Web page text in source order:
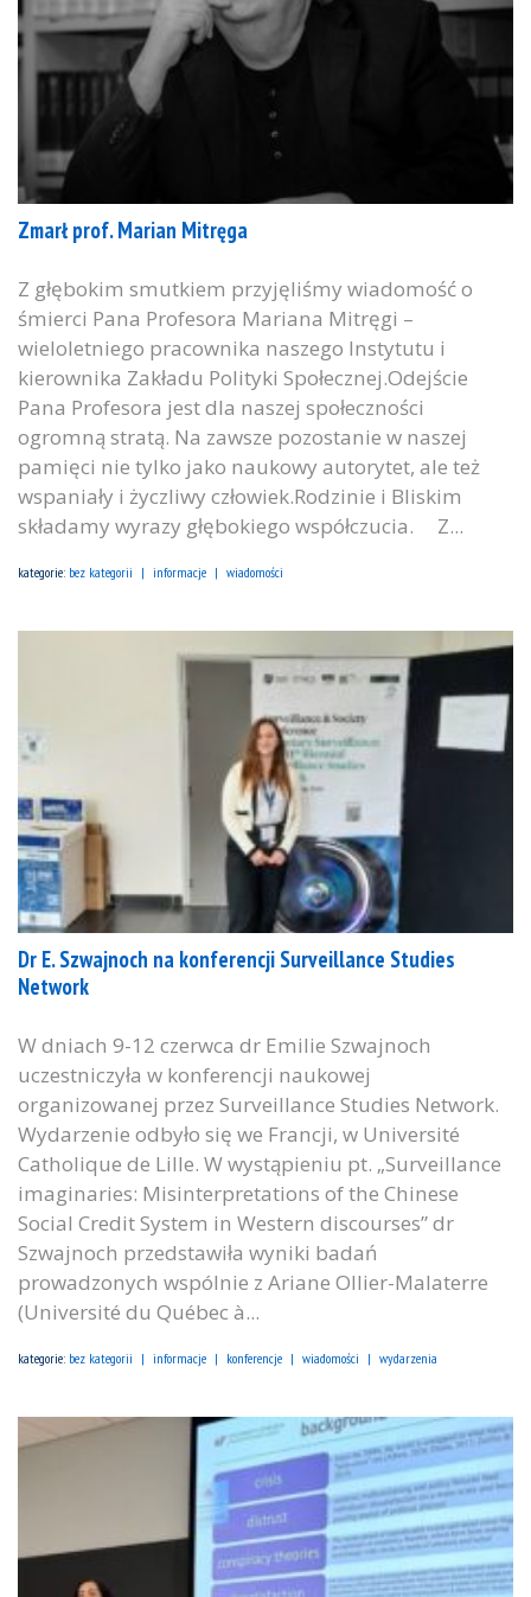
Zmarł prof. Marian Mitręga
Z głębokim smutkiem przyjęliśmy wiadomość o
śmierci Pana Profesora Mariana Mitręgi –
wieloletniego pracownika naszego Instytutu i
kierownika Zakładu Polityki Społecznej.Odejście
Pana Profesora jest dla naszej społeczności
ogromną stratą. Na zawsze pozostanie w naszej
pamięci nie tylko jako naukowy autorytet, ale też
wspaniały i życzliwy człowiek.Rodzinie i Bliskim
składamy wyrazy głębokiego współczucia. Z...
kategorie: bez kategorii informacje wiadomości
Dr E. Szwajnoch na konferencji Surveillance Studies
Network
W dniach 9-12 czerwca dr Emilie Szwajnoch
uczestniczyła w konferencji naukowej
organizowanej przez Surveillance Studies Network.
Wydarzenie odbyło się we Francji, w Université
Catholique de Lille. W wystąpieniu pt. „Surveillance
imaginaries: Misinterpretations of the Chinese
Social Credit System in Western discourses” dr
Szwajnoch przedstawiła wyniki badań
prowadzonych wspólnie z Ariane Ollier-Malaterre
(Université du Québec à...
kategorie: bez kategorii informacje konferencje wiadomości wydarzenia